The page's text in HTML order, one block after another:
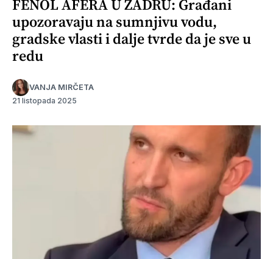
FENOL AFERA U ZADRU: Građani
upozoravaju na sumnjivu vodu,
gradske vlasti i dalje tvrde da je sve u
redu
VANJA MIRČETA
21 listopada 2025